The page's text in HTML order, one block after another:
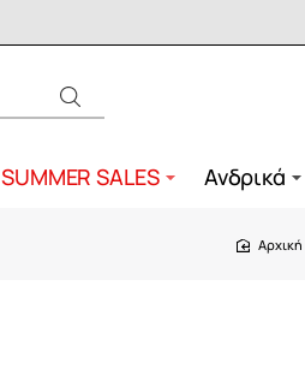
SUMMER SALES Ανδρικά
home